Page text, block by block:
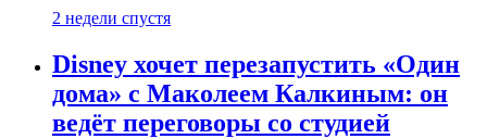
2 недели спустя
Disney хочет перезапустить «Один
дома» с Маколеем Калкиным: он
ведёт переговоры со студией